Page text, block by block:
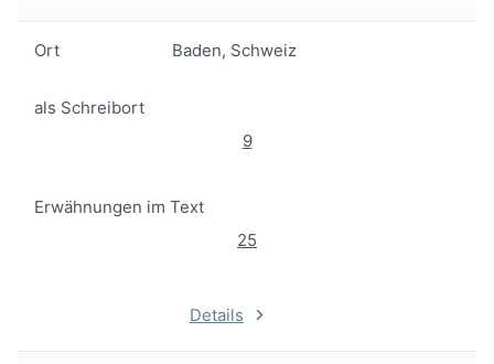
Ort Baden, Schweiz
als Schreibort
9
Erwähnungen im Text
25
Details